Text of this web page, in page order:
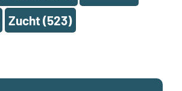
Zucht(523)